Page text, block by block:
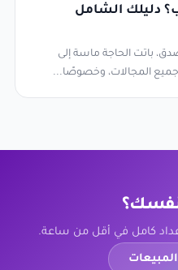
دليلك الشامل
باتت الحاجة ماسة إلى
المجالات، وخصوصًا...